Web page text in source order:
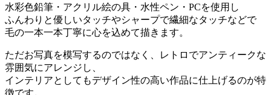
水彩色鉛筆・アクリル絵の具・水性ペン・PCを使用し
ふんわりと優しいタッチやシャープで繊細なタッチなどで
毛の一本一本丁寧に心を込めて描きます。
ただお写真を模写するのではなく、レトロでアンティークな
雰囲気にアレンジし、
インテリアとしてもデザイン性の高い作品に仕上げるのが特
徴です。